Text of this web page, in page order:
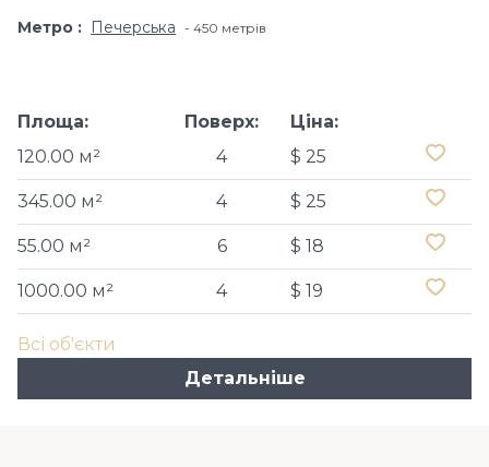
Метро Печерська 450 метрів
Площа:
120.00 м²
Поверх:
4
Ціна:
$ 25
345.00 м² 4 $ 25
55.00 м² 6 $ 18
1000.00 м² 4 $ 19
Всі об'єкти
Детальніше